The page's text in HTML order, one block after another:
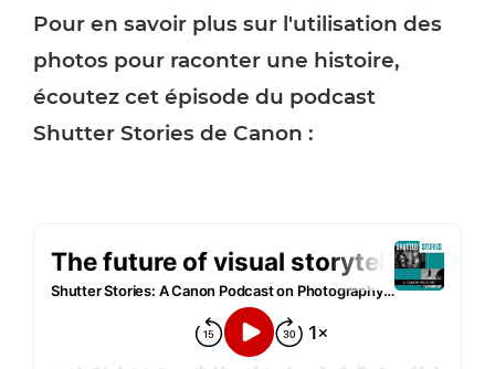
Pour en savoir plus sur l'utilisation des
photos pour raconter une histoire,
écoutez cet épisode du podcast
Shutter Stories de Canon :